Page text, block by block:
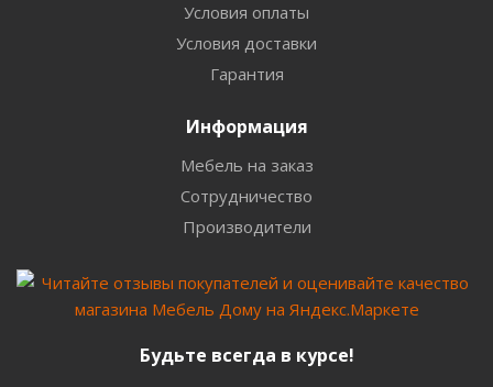
Условия оплаты
Условия доставки
Гарантия
Информация
Мебель на заказ
Сотрудничество
Производители
Будьте всегда в курсе!